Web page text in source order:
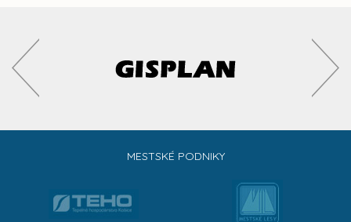
MESTSKÉ PODNIKY